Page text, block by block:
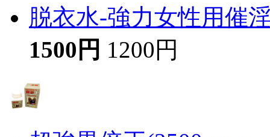
脱衣水-強力女性用催
1500円 1200円